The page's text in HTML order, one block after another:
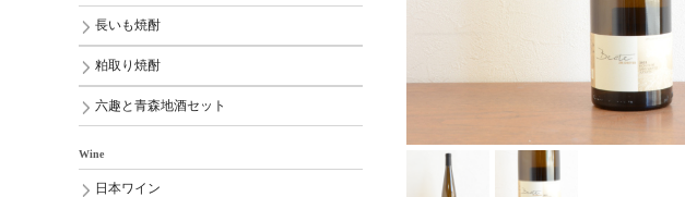
長いも焼酎
粕取り焼酎
六趣と青森地酒セット
Wine
日本ワイン